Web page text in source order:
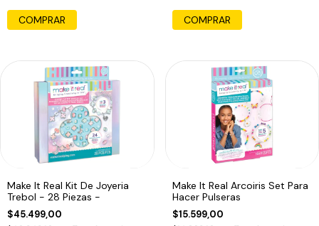
COMPRAR
Make It Real Kit De Joyeria
Trebol - 28 Piezas -
$45.499,00
Make It Real Arcoiris Set Para
Hacer Pulseras
$15.599,00